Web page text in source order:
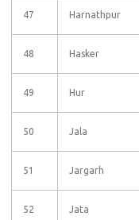
47 Harnathpur
48 Hasker
49 Hur
50 Jala
51 Jargarh
52 Jata